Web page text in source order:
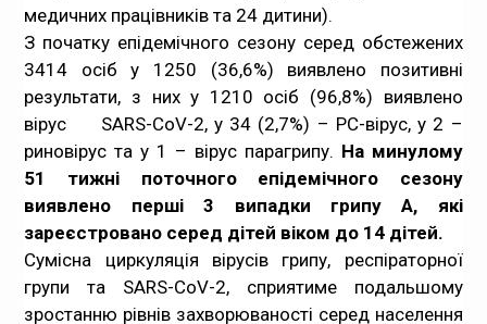
медичних працівників та 24 дитини).
З початку епідемічного сезону серед обстежених
3414 осіб у 1250 (36,6%) виявлено позитивні
результати, з них у 1210 осіб (96,8%) виявлено
вірус SARS-CoV-2, у 34 (2,7%) – РС-вірус, у 2 –
риновірус та у 1 – вірус парагрипу. На минулому
51 тижні поточного епідемічного сезону
виявлено перші 3 випадки грипу А, які
зареєстровано серед дітей віком до 14 дітей.
Сумісна циркуляція вірусів грипу, респіраторної
групи та SARS-CoV-2, сприятиме подальшому
зростанню рівнів захворюваності серед населення